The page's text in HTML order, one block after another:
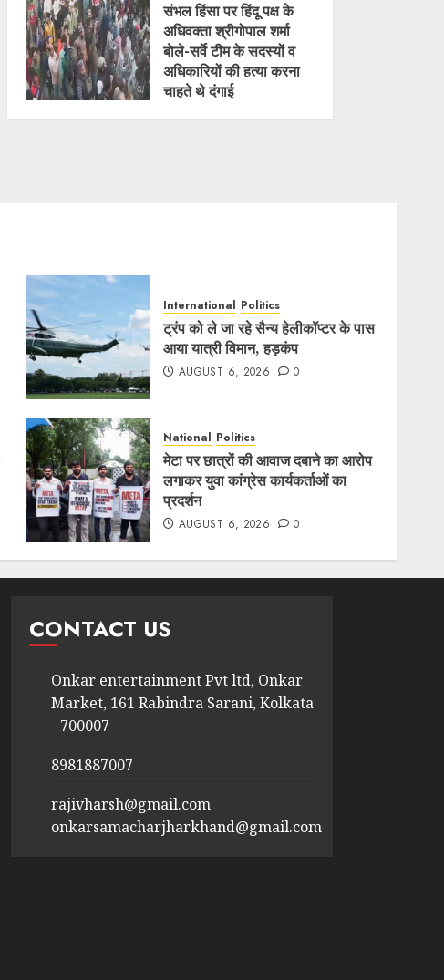
संभल हिंसा पर हिंदू पक्ष के
अधिवक्ता श्रीगोपाल शर्मा
बाेले-सर्वे टीम के सदस्यों व
अधिकारियों की हत्या करना
चाहते थे दंगाई
AUGUST 6, 2026 0
International Politics
ट्रंप को ले जा रहे सैन्य हेलीकॉप्टर के पास
आया यात्री विमान, हड़कंप
AUGUST 6, 2026 0
National Politics
मेटा पर छात्रों की आवाज दबाने का आरोप
लगाकर युवा कांग्रेस कार्यकर्ताओं का
प्रदर्शन
AUGUST 6, 2026 0
CONTACT US
Onkar entertainment Pvt ltd, Onkar
Market, 161 Rabindra Sarani, Kolkata
- 700007
8981887007
rajivharsh@gmail.com
onkarsamacharjharkhand@gmail.com